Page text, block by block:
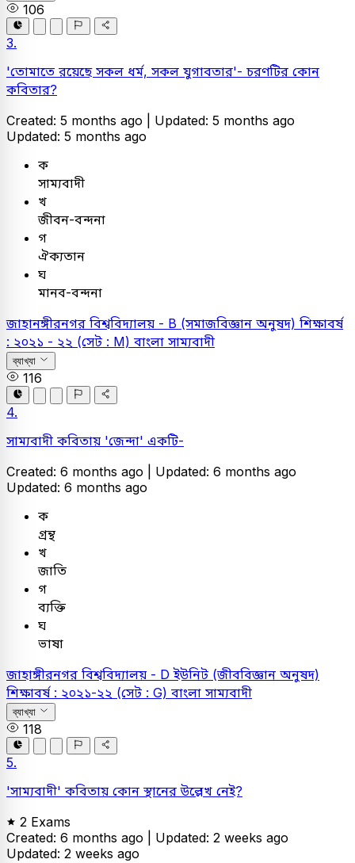
106
3.
'তোমাতে রয়েছে সকল ধর্ম, সকল যুগাবতার'- চরণটির কোন
কবিতার?
Created: 5 months ago | Updated: 5 months ago
Updated: 5 months ago
ক
সাম্যবাদী
খ
জীবন-বন্দনা
গ
ঐক্যতান
ঘ
মানব-বন্দনা
জাহানঙ্গীরনগর বিশ্ববিদ্যালয় - B (সমাজবিজ্ঞান অনুষদ) শিক্ষাবর্ষ
: ২০২১ - ২২ (সেট : M) বাংলা সাম্যবাদী
ব্যাখ্যা
116
4.
সাম্যবাদী কবিতায় 'জেন্দা' একটি-
Created: 6 months ago | Updated: 6 months ago
Updated: 6 months ago
ক
গ্রন্থ
খ
জাতি
গ
ব্যক্তি
ঘ
ভাষা
জাহাঙ্গীরনগর বিশ্ববিদ্যালয় - D ইউনিট (জীববিজ্ঞান অনুষদ)
শিক্ষাবর্ষ : ২০২১-২২ (সেট : G) বাংলা সাম্যবাদী
ব্যাখ্যা
118
5.
'সাম্যবাদী' কবিতায় কোন স্থানের উল্লেখ নেই?
2 Exams
Created: 6 months ago | Updated: 2 weeks ago
Updated: 2 weeks ago